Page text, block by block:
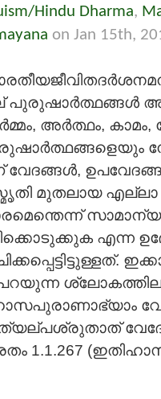
Hindu Dharma,
on Jan 15th,
പുരുഷാര്‍ത്ഥങ്ങള്‍
അര്‍ത്ഥം, കാമം,
മുതലായ എല്ലാ
എന്ന
പറയുന്ന
1.1.267